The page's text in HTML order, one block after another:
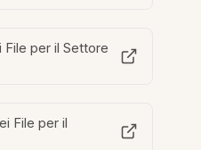
File per il Settore
File per il